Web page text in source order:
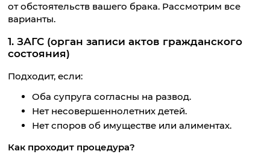
от обстоятельств вашего брака. Рассмотрим все
варианты.
1. ЗАГС (орган записи актов гражданского
состояния)
Подходит, если:
Оба супруга согласны на развод.
Нет несовершеннолетних детей.
Нет споров об имуществе или алиментах.
Как проходит процедура?